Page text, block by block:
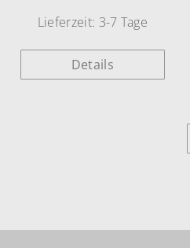
Lieferzeit: 3-7 Tage
Details